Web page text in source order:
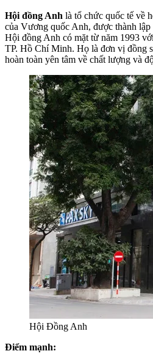
Hội đồng Anh là tổ chức quốc tế về
của Vương quốc Anh, được thành
Hội đồng Anh có mặt từ năm 1993
TP. Hồ Chí Minh. Họ là đơn vị đồng
hoàn toàn yên tâm về chất lượng và
Hội Đồng Anh
Điểm mạnh: